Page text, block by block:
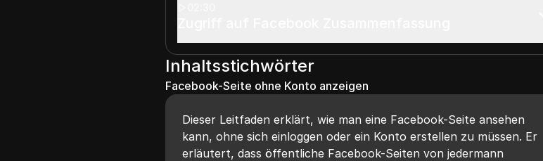
Inhaltsstichwörter
Facebook-Seite ohne Konto anzeigen
Dieser Leitfaden erklärt, wie man eine Facebook-Seite ansehen
kann, ohne sich einloggen oder ein Konto erstellen zu müssen. Er
erläutert, dass öffentliche Facebook-Seiten von jedermann